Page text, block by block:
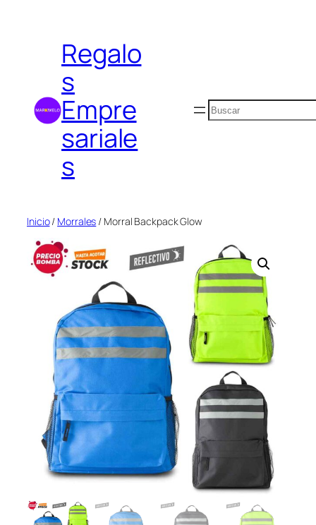
contenidoRegalo
s
Empre
sariale
s
Buscar
Inicio/ Morrales / Morral Backpack Glow